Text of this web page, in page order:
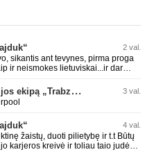
2 val.
sikantis ant tevynes, pirma proga
ir neismokes lietuviskai...ir dar
M. Salah oficialiai persikėlė į Turkijos ekipą „Trabzonspor“ 3 val.
4 val.
žaistų, duoti pilietybę ir t.t Būtų
karjeros kreivė ir toliau taio judės,